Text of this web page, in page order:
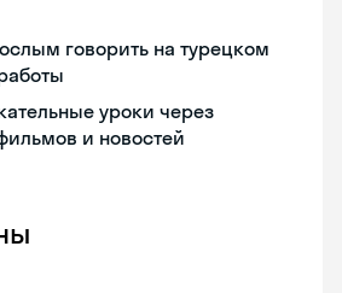
говорить на турецком
уроки через
и новостей